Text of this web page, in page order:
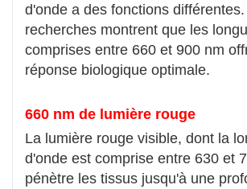
d'onde a des fonctions
recherches montrent que les
comprises entre 660 et 900 nm
réponse biologique optimale.
660 nm de lumière rouge
La lumière rouge visible, dont la
d'onde est comprise entre 630 et
pénètre les tissus jusqu'à une